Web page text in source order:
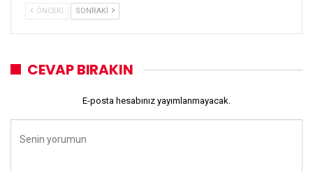
ÖNCEKI SONRAKI
CEVAP BIRAKIN
E-posta hesabınız yayımlanmayacak.